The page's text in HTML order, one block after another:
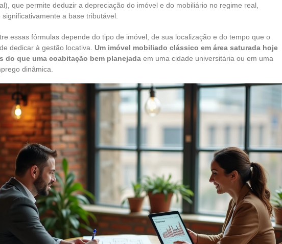
que permite deduzir a depreciação do imóvel e do mobiliário no regime real,
significativamente a base tributável.
essas fórmulas depende do tipo de imóvel, de sua localização e do tempo que o
dedicar à gestão locativa. Um imóvel mobiliado clássico em área saturada hoje
do que uma coabitação bem planejada em uma cidade universitária ou em uma
dinâmica.